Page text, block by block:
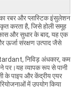
रबर और प्लास्टिक इंसुलेशन
करता है, जिसे होली समूह
और सुधार के बाद, यह एक
ऊर्जा संरक्षण उत्पाद जैसे
निविड़ अंधकार, कम
पर।यह व्यापक रूप से पानी
के पाइप और केंद्रीय एयर
में उपयोग किया